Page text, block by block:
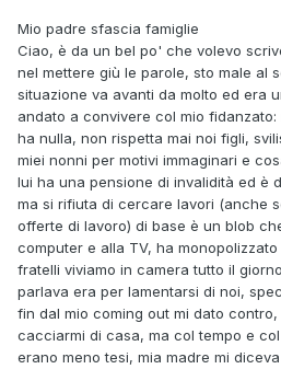
Mio padre sfascia famiglie
Ciao, è da un bel po' che volevo
nel mettere giù le parole, sto male al
situazione va avanti da molto ed era
andato a convivere col mio
ha nulla, non rispetta mai noi figli,
miei nonni per motivi immaginari e
lui ha una pensione di invalidità ed è
ma si rifiuta di cercare lavori (anche
offerte di lavoro) di base è un blob
computer e alla TV, ha
fratelli viviamo in camera tutto il
parlava era per lamentarsi di noi,
fin dal mio coming out mi dato
cacciarmi di casa, ma col tempo e
erano meno tesi, mia madre mi